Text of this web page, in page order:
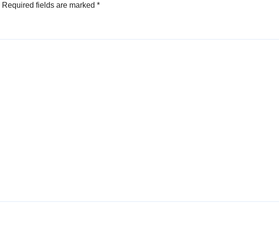
Required fields are marked *